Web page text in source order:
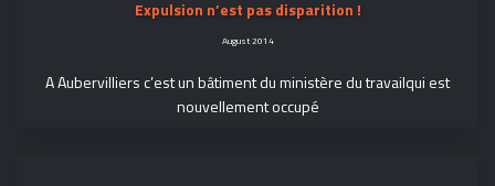
Expulsion n’est pas disparition !
August 2014
A Aubervilliers c’est un bâtiment du ministère du travailqui est
nouvellement occupé